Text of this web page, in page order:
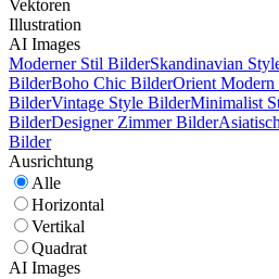
Vektoren
Illustration
AI Images
Moderner Stil BilderSkandinavian
BilderBoho Chic BilderOrient
BilderVintage Style BilderMinimalist
BilderDesigner Zimmer Bilder
Bilder
Ausrichtung
Alle
Horizontal
Vertikal
Quadrat
AI Images